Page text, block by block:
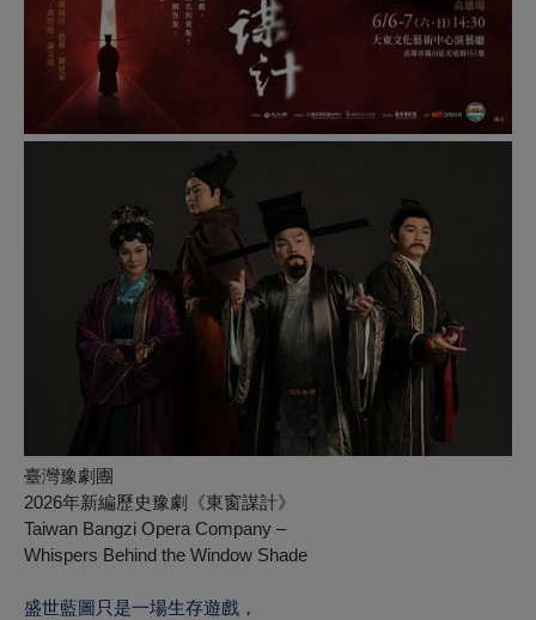
臺灣豫劇團
2026年新編歷史豫劇《東窗謀計》
Taiwan Bangzi Opera Company –
Whispers Behind the Window Shade
盛世藍圖只是一場生存遊戲，